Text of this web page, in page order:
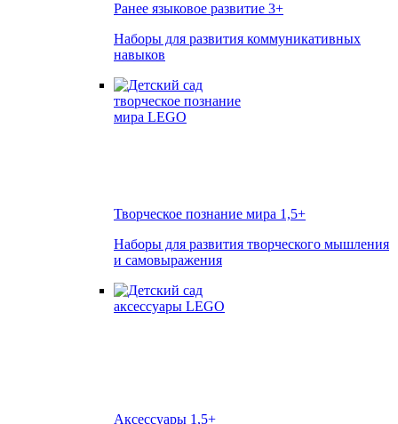
Ранее языковое развитие 3+
Наборы для развития коммуникативных
навыков
Творческое познание мира 1,5+
Наборы для развития творческого мышления
и самовыражения
Аксессуары 1,5+